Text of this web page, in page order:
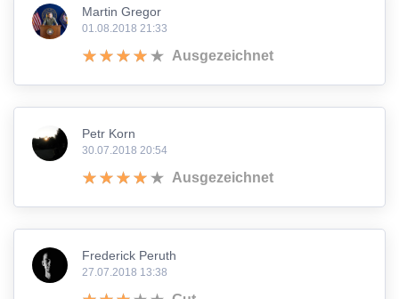
Martin Gregor
01.08.2018 21:33
Ausgezeichnet
Petr Korn
30.07.2018 20:54
Ausgezeichnet
Frederick Peruth
27.07.2018 13:38